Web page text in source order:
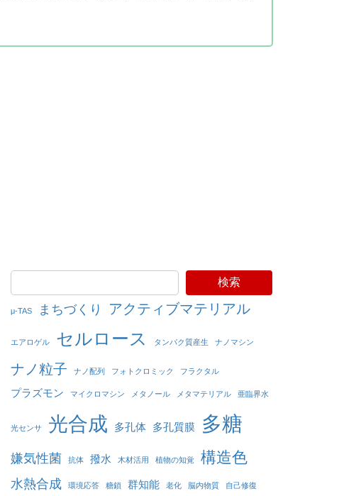
検索
μ-TAS まちづくり アクティブマテリアル
エアロゲル セルロース タンパク質産生 ナノマシン
ナノ粒子 ナノ配列 フォトクロミック フラクタル
プラズモン マイクロマシン メタノール メタマテリアル 亜臨界水
光センサ 光合成 多孔体 多孔質膜 多糖
嫌気性菌 抗体 撥水 木材活用 植物の知覚 構造色
水熱合成 環境応答 糖鎖 群知能 老化 脳内物質 自己修復